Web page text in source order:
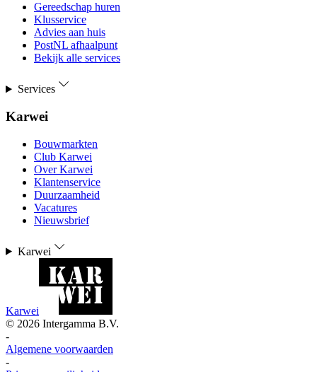
Gereedschap huren
Klusservice
Advies aan huis
PostNL afhaalpunt
Bekijk alle services
Services
Karwei
Bouwmarkten
Club Karwei
Over Karwei
Klantenservice
Duurzaamheid
Vacatures
Nieuwsbrief
Karwei
Karwei
© 2026 Intergamma B.V.
-
Algemene voorwaarden
-